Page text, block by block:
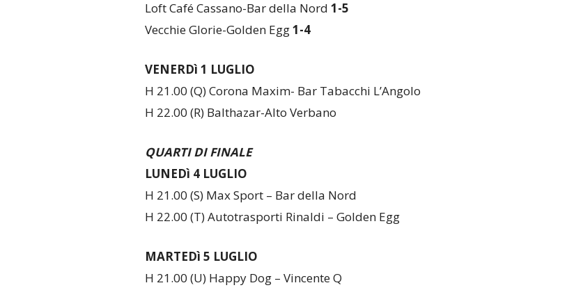
Loft Café Cassano-Bar della Nord 1-5
Vecchie Glorie-Golden Egg1-4
VENERDì 1 LUGLIO
H 21.00 (Q) Corona Maxim- Bar Tabacchi L’Angolo
H 22.00 (R) Balthazar-Alto Verbano
QUARTI DI FINALE
LUNEDì 4 LUGLIO
H 21.00 (S) Max Sport – Bar della Nord
H 22.00 (T) Autotrasporti Rinaldi – Golden Egg
MARTEDì 5 LUGLIO
H 21.00 (U) Happy Dog – Vincente Q